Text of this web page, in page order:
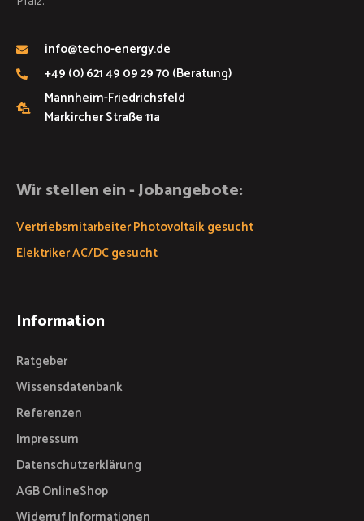
info@techo-energy.de
+49 (0) 621 49 09 29 70 (Beratung)
Mannheim-Friedrichsfeld
Markircher Straße 11a
Wir stellen ein - Jobangebote:
Vertriebsmitarbeiter Photovoltaik gesucht
Elektriker AC/DC gesucht
Information
Ratgeber
Wissensdatenbank
Referenzen
Impressum
Datenschutzerklärung
AGB OnlineShop